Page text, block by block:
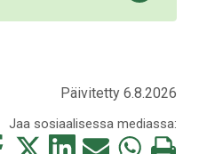
Päivitetty 6.8.2026
Jaa sosiaalisessa mediassa:
Jaa
Jaa
Jaa
Jaa
Tulosta